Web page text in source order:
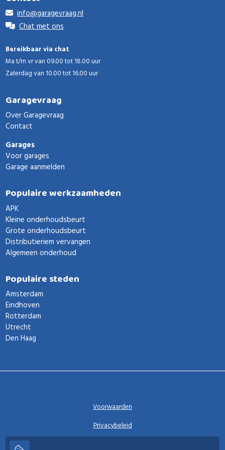
info@garagevraag.nl
Chat met ons
Bereikbaar via chat
Ma t/m vr van 09.00 tot 18.00 uur
Zaterdag van 10.00 tot 16.00 uur
Garagevraag
Over Garagevraag
Contact
Garages
Voor garages
Garage aanmelden
Populaire werkzaamheden
APK
Kleine onderhoudsbeurt
Grote onderhoudsbeurt
Distributieriem vervangen
Algemeen onderhoud
Populaire steden
Amsterdam
Eindhoven
Rotterdam
Utrecht
Den Haag
Voorwaarden
Privacybeleid